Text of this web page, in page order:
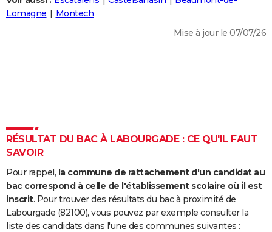
Destinations
City break
Voyage nature
Voyage de noces
Forum
Climat
+
PHOTO
Dictionnaire
Biographies
Citations
Expressions
Proverbes
PROGRAMME TV
S'inscrire
Se connecter
Lycées
Collèges
Primaires
Universités
Entreprises
Service militaire
Avis de recherche
AVIS DE DÉCÈS
FORUM
Lomagne
Montech
Mise à jour le 07/07/26
RÉSULTAT DU BAC À LABOURGADE : CE QU'IL FAUT
SAVOIR
Pour rappel, la commune de rattachement d'un candidat au
bac correspond à celle de l'établissement scolaire où il est
inscrit. Pour trouver des résultats du bac à proximité de
Labourgade (82100), vous pouvez par exemple consulter la
liste des candidats dans l'une des communes suivantes :